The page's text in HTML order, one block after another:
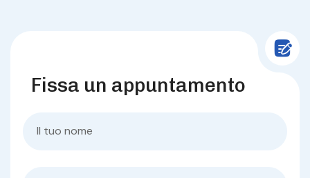
Fissa un appuntamento